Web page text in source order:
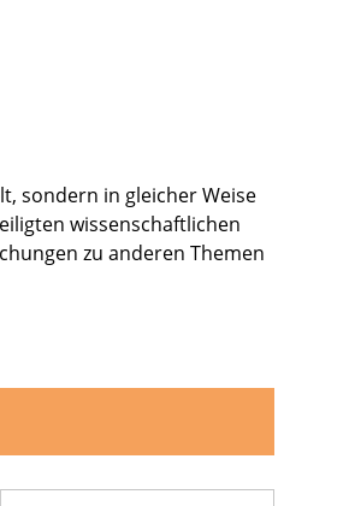
sondern in gleicher Weise
wissenschaftlichen
zu anderen Themen